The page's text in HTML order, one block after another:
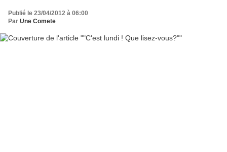
Publié le 23/04/2012 à 06:00
Par Une Comete